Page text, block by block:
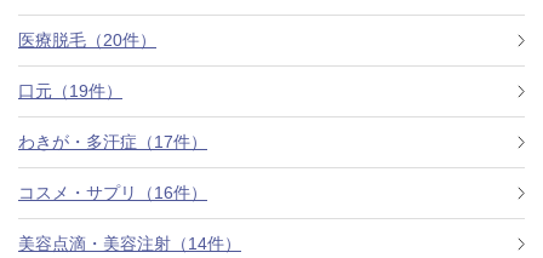
お悩みで探す
医師紹介
医療脱毛（20件）
口元（19件）
わきが・多汗症（17件）
コスメ・サプリ（16件）
美容点滴・美容注射（14件）